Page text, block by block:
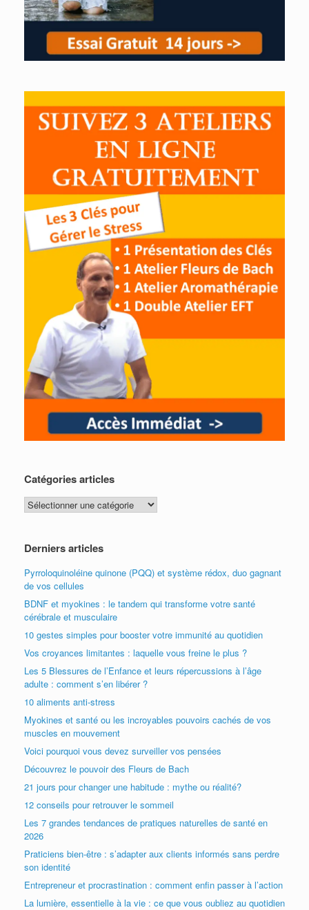
Catégories articles
Catégories
articles
Derniers articles
Pyrroloquinoléine quinone (PQQ) et système rédox, duo gagnant
de vos cellules
BDNF et myokines : le tandem qui transforme votre santé
cérébrale et musculaire
10 gestes simples pour booster votre immunité au quotidien
Vos croyances limitantes : laquelle vous freine le plus ?
Les 5 Blessures de l’Enfance et leurs répercussions à l’âge
adulte : comment s’en libérer ?
10 aliments anti-stress
Myokines et santé ou les incroyables pouvoirs cachés de vos
muscles en mouvement
Voici pourquoi vous devez surveiller vos pensées
Découvrez le pouvoir des Fleurs de Bach
21 jours pour changer une habitude : mythe ou réalité?
12 conseils pour retrouver le sommeil
Les 7 grandes tendances de pratiques naturelles de santé en
2026
Praticiens bien-être : s’adapter aux clients informés sans perdre
son identité
Entrepreneur et procrastination : comment enfin passer à l’action
La lumière, essentielle à la vie : ce que vous oubliez au quotidien